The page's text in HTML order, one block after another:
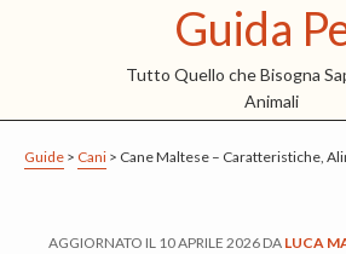
p
t
p
t
p
t
Guida
Tutto Quello che Bisogna
Animali
Guide > Cani > Cane Maltese – Caratteristiche,
AGGIORNATO IL 10 APRILE 2026 DA LUCA